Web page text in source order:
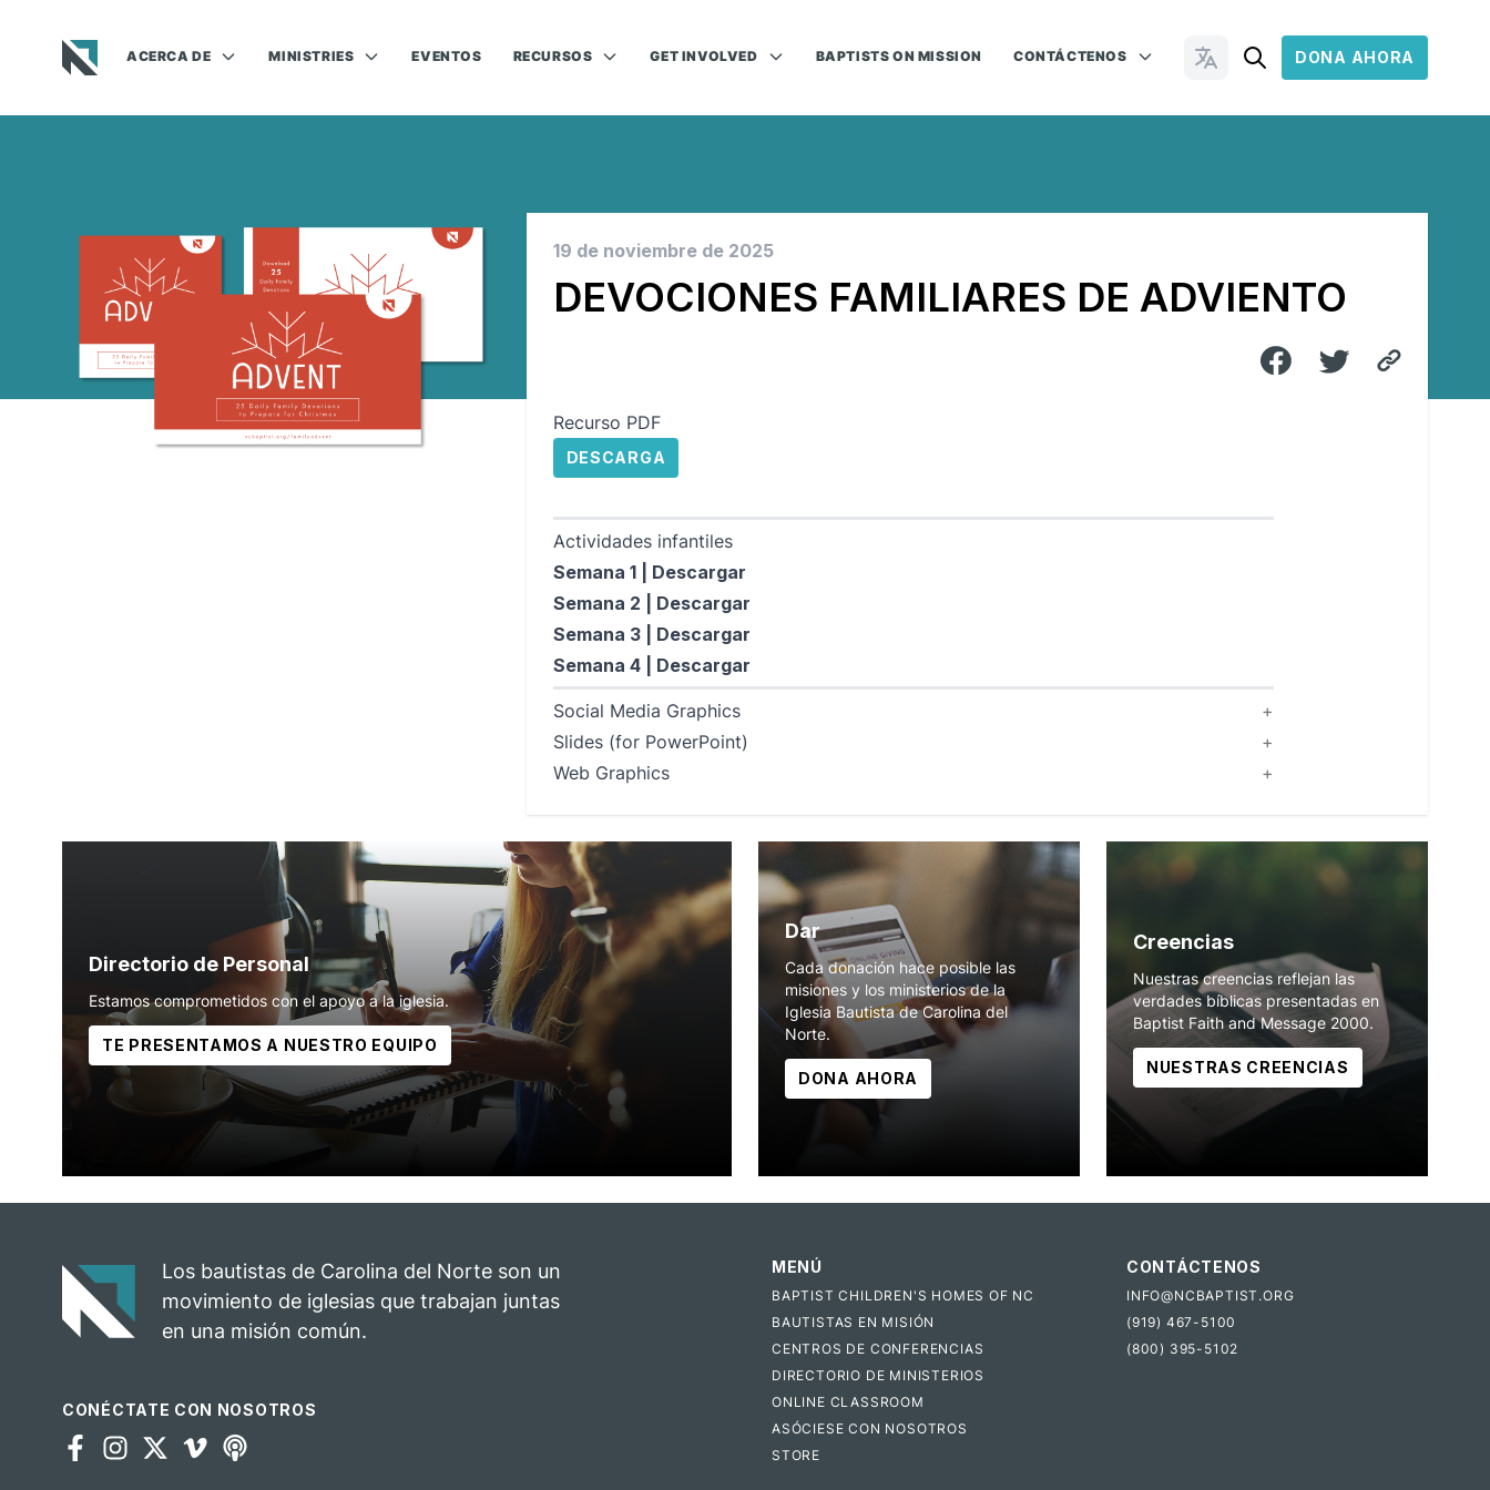
ACERCA DE MINISTRIES EVENTOS RECURSOS GET INVOLVED BAPTISTS ON MISSION CONTÁCTENOS Cambiar idiomaDONA AHORA
19 de noviembre de 2025
DEVOCIONES FAMILIARES DE ADVIENTO
Recurso PDF
DESCARGA
Actividades infantiles
Semana 1 | Descargar
Semana 2 | Descargar
Semana 3 | Descargar
Semana 4 | Descargar
Social Media Graphics
Slides (for PowerPoint)
Web Graphics
Directorio de Personal
Estamos comprometidos con el apoyo a la iglesia.
TE PRESENTAMOS A NUESTRO EQUIPO
Dar
Cada donación hace posible las
misiones y los ministerios de la
Iglesia Bautista de Carolina del
Norte.
DONA AHORA
Creencias
Nuestras creencias reflejan las
verdades bíblicas presentadas en
Baptist Faith and Message 2000.
NUESTRAS CREENCIAS
Los bautistas de Carolina del Norte son un
movimiento de iglesias que trabajan juntas
en una misión común.
CONÉCTATE CON NOSOTROS
MENÚ
BAPTIST CHILDREN'S HOMES OF NC
BAUTISTAS EN MISIÓN
CENTROS DE CONFERENCIAS
DIRECTORIO DE MINISTERIOS
ONLINE CLASSROOM
ASÓCIESE CON NOSOTROS
STORE
CONTÁCTENOS
INFO@NCBAPTIST.ORG
(919) 467-5100
(800) 395-5102